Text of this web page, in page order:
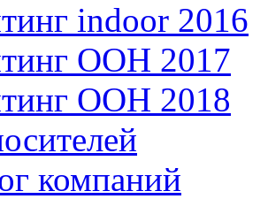
indoor 2016
OOH 2017
OOH 2018
компаний